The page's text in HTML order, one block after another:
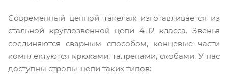
Современный цепной такелаж изготавливается из
стальной круглозвенной цепи 4-12 класса. Звенья
соединяются сварным способом, концевые части
комплектуются крюками, талрепами, скобами. У нас
доступны стропы-цепи таких типов: